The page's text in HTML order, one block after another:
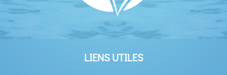
LIENS UTILES